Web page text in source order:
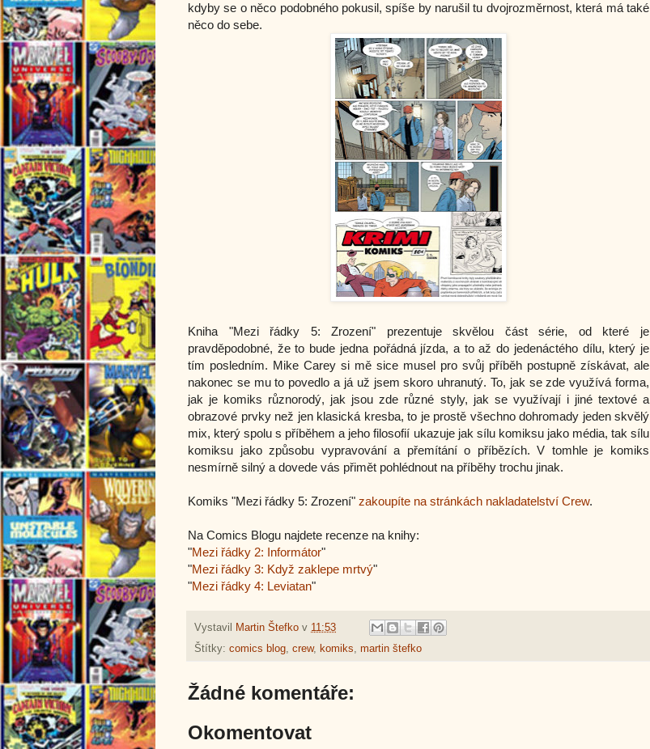
kdyby se o něco podobného pokusil, spíše by narušil tu dvojrozměrnost, která má také
něco do sebe.
Kniha "Mezi řádky 5: Zrození" prezentuje skvělou část série, od které je
pravděpodobné, že to bude jedna pořádná jízda, a to až do jedenáctého dílu, který je
tím posledním. Mike Carey si mě sice musel pro svůj příběh postupně získávat, ale
nakonec se mu to povedlo a já už jsem skoro uhranutý. To, jak se zde využívá forma,
jak je komiks různorodý, jak jsou zde různé styly, jak se využívají i jiné textové a
obrazové prvky než jen klasická kresba, to je prostě všechno dohromady jeden skvělý
mix, který spolu s příběhem a jeho filosofií ukazuje jak sílu komiksu jako média, tak sílu
komiksu jako způsobu vypravování a přemítání o příbězích. V tomhle je komiks
nesmírně silný a dovede vás přimět pohlédnout na příběhy trochu jinak.
Komiks "Mezi řádky 5: Zrození" zakoupíte na stránkách nakladatelství Crew.
Na Comics Blogu najdete recenze na knihy:
"Mezi řádky 2: Informátor"
"Mezi řádky 3: Když zaklepe mrtvý"
"Mezi řádky 4: Leviatan"
Vystavil Martin Štefko v 11:53
Štítky: comics blog, crew, komiks, martin štefko
Žádné komentáře:
Okomentovat